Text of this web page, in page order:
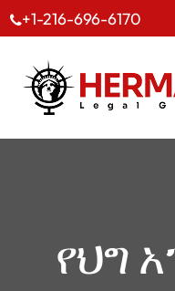
+1-216-696-6170
የህግ